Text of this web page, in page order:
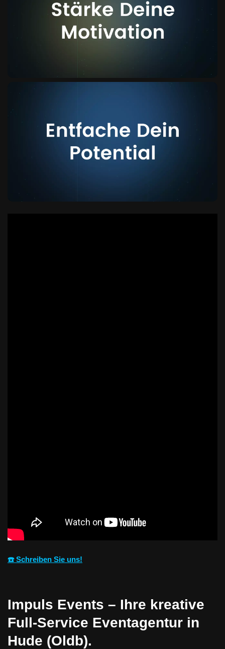
☎️ Schreiben Sie uns!
Impuls Events – Ihre kreative
Full-Service Eventagentur in
Hude (Oldb).